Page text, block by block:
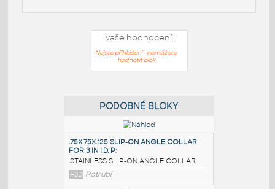
Vaše hodnocení:
Nejste přihlášeni - nemůžete
hodnotit blok